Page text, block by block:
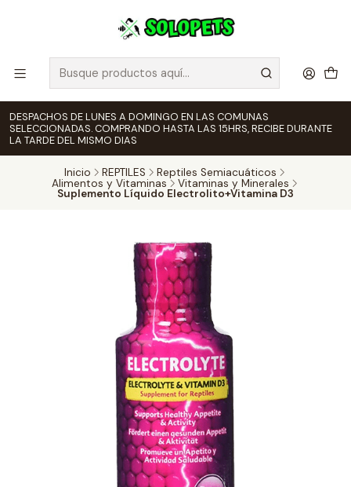
DESPACHOS DE LUNES A DOMINGO EN LAS COMUNAS
SELECCIONADAS. COMPRANDO HASTA LAS 15HRS, RECIBE DURANTE
LA TARDE DEL MISMO DIAS
Inicio REPTILES
Reptiles Semiacuáticos
Alimentos y Vitaminas
Vitaminas y Minerales
Suplemento Líquido Electrolito+Vitamina D3